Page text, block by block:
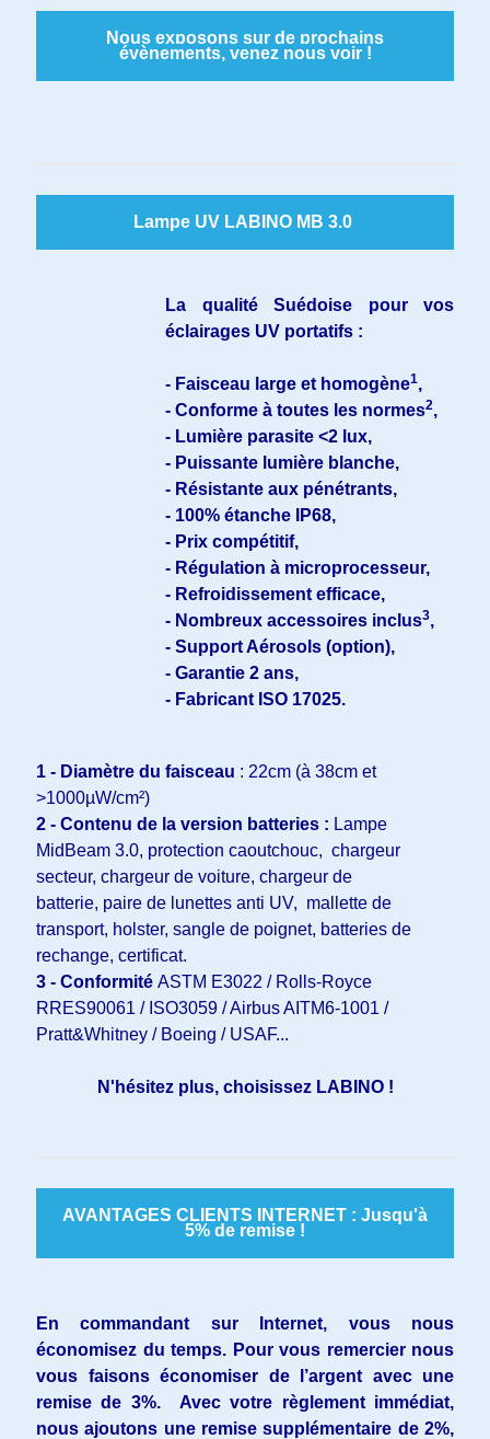
Nous exposons sur de prochains
évènements, venez nous voir !
Lampe UV LABINO MB 3.0
La qualité Suédoise pour vos
éclairages UV portatifs :
- Faisceau large et homogène1,
- Conforme à toutes les normes2,
- Lumière parasite <2 lux,
- Puissante lumière blanche,
- Résistante aux pénétrants,
- 100% étanche IP68,
- Prix compétitif,
- Régulation à microprocesseur,
- Refroidissement efficace,
- Nombreux accessoires inclus3,
- Support Aérosols (option),
- Garantie 2 ans,
- Fabricant ISO 17025.
1 - Diamètre du faisceau : 22cm (à 38cm et
>1000µW/cm²)
2 - Contenu de la version batteries : Lampe
MidBeam 3.0, protection caoutchouc, chargeur
secteur, chargeur de voiture, chargeur de
batterie, paire de lunettes anti UV, mallette de
transport, holster, sangle de poignet, batteries de
rechange, certificat.
3 - Conformité ASTM E3022 / Rolls-Royce
RRES90061 / ISO3059 / Airbus AITM6-1001 /
Pratt&Whitney / Boeing / USAF...
N'hésitez plus, choisissez LABINO !
AVANTAGES CLIENTS INTERNET : Jusqu'à
5% de remise !
En commandant sur Internet, vous nous
économisez du temps. Pour vous remercier nous
vous faisons économiser de l’argent avec une
remise de 3%. Avec votre règlement immédiat,
nous ajoutons une remise supplémentaire de 2%,